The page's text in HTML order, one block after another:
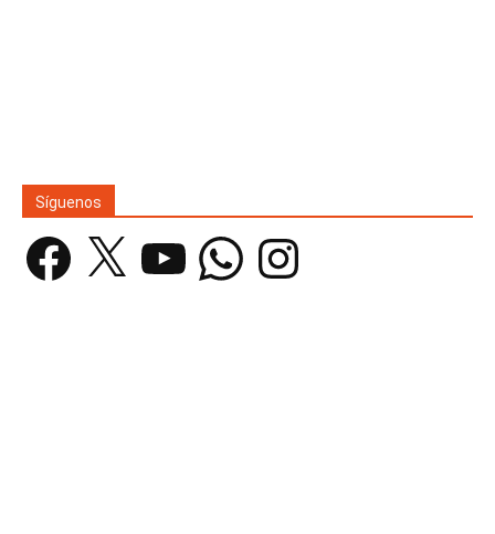
Síguenos
Facebook YouTube WhatsAppInstagram